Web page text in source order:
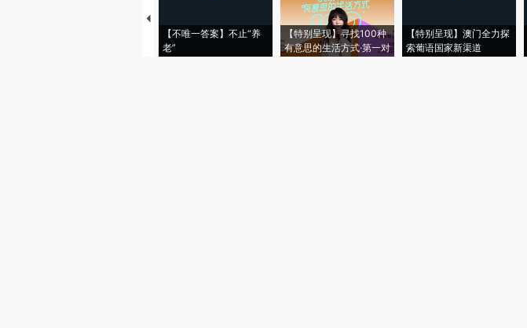
【不唯一答案】不止“养
老”
【特别呈现】寻找100种
有意思的生活方式·第一对
【特别呈现】澳门全力探
索葡语国家新渠道